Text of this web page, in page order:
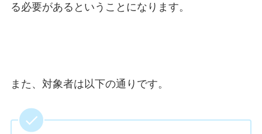
る必要があるということになります。
また、対象者は以下の通りです。